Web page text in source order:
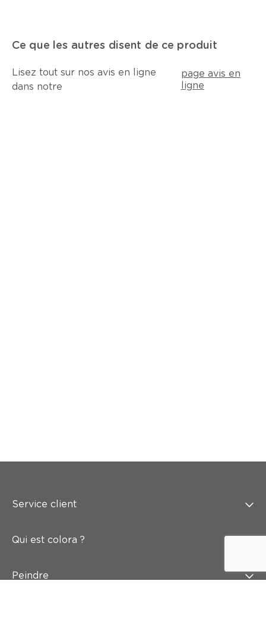
Ce que les autres disent de ce produit
Lisez tout sur nos avis en ligne
dans notre
page avis en
ligne
Service client
Qui est colora ?
Peindre